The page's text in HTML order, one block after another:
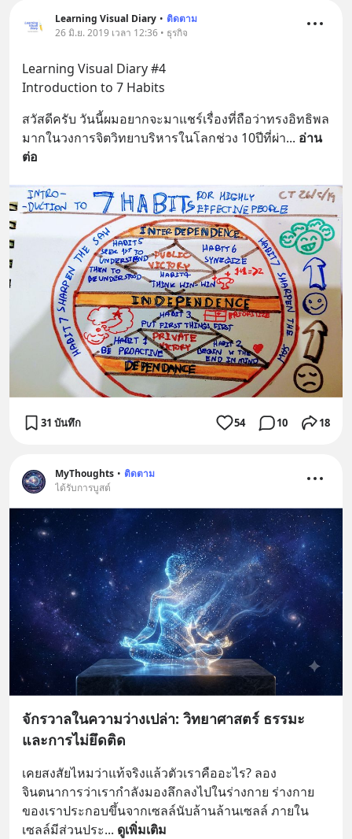
Learning Visual Diary • ติดตาม
26 มิ.ย. 2019 เวลา 12:36 • ธุรกิจ
Learning Visual Diary #4
Introduction to 7 Habits
สวัสดีครับ วันนี้ผมอยากจะมาแชร์เรื่องที่ถือว่าทรงอิทธิพล
มากในวงการจิตวิทยาบริหารในโลกช่วง 10ปีที่ผ่า... อ่าน
ต่อ
31 บันทึก 54 10 18
MyThoughts • ติดตาม
ได้รับการบูสต์
จักรวาลในความว่างเปล่า: วิทยาศาสตร์ ธรรมะ
และการไม่ยึดติด
เคยสงสัยไหมว่าแท้จริงแล้วตัวเราคืออะไร? ลอง
จินตนาการว่าเรากำลังมองลึกลงไปในร่างกาย ร่างกาย
ของเราประกอบขึ้นจากเซลล์นับล้านล้านเซลล์ ภายใน
เซลล์มีส่วนประ... ดูเพิ่มเติม